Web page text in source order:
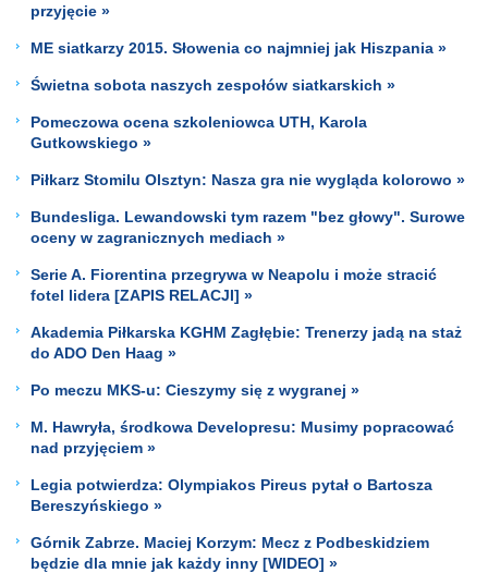
przyjęcie »
ME siatkarzy 2015. Słowenia co najmniej jak Hiszpania »
Świetna sobota naszych zespołów siatkarskich »
Pomeczowa ocena szkoleniowca UTH, Karola
Gutkowskiego »
Piłkarz Stomilu Olsztyn: Nasza gra nie wygląda kolorowo »
Bundesliga. Lewandowski tym razem "bez głowy". Surowe
oceny w zagranicznych mediach »
Serie A. Fiorentina przegrywa w Neapolu i może stracić
fotel lidera [ZAPIS RELACJI] »
Akademia Piłkarska KGHM Zagłębie: Trenerzy jadą na staż
do ADO Den Haag »
Po meczu MKS-u: Cieszymy się z wygranej »
M. Hawryła, środkowa Developresu: Musimy popracować
nad przyjęciem »
Legia potwierdza: Olympiakos Pireus pytał o Bartosza
Bereszyńskiego »
Górnik Zabrze. Maciej Korzym: Mecz z Podbeskidziem
będzie dla mnie jak każdy inny [WIDEO] »